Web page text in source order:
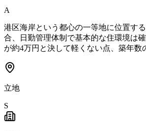
A
港区海岸という都心の一等地に位置す
合、日勤管理体制で基本的な住環境は
が約4万円と決して軽くない点、築年
立地
S